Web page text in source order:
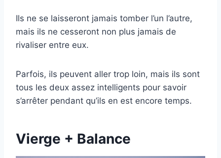
Ils ne se laisseront jamais tomber l’un l’autre,
mais ils ne cesseront non plus jamais de
rivaliser entre eux.
Parfois, ils peuvent aller trop loin, mais ils sont
tous les deux assez intelligents pour savoir
s’arrêter pendant qu’ils en est encore temps.
Vierge + Balance